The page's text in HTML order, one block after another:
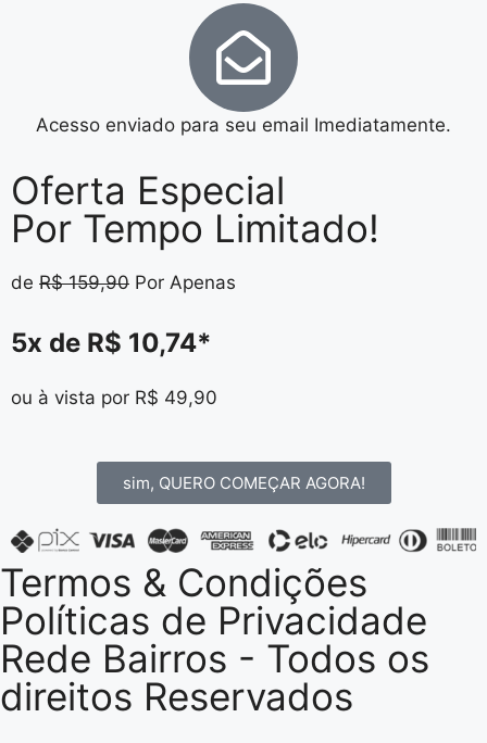
Acesso enviado para seu email Imediatamente.
Oferta Especial
Por Tempo Limitado!
de R$ 159,90 Por Apenas
5x de R$ 10,74*
ou à vista por R$ 49,90
sim, QUERO COMEÇAR AGORA!
Termos & Condições
Políticas de Privacidade
Rede Bairros - Todos os
direitos Reservados